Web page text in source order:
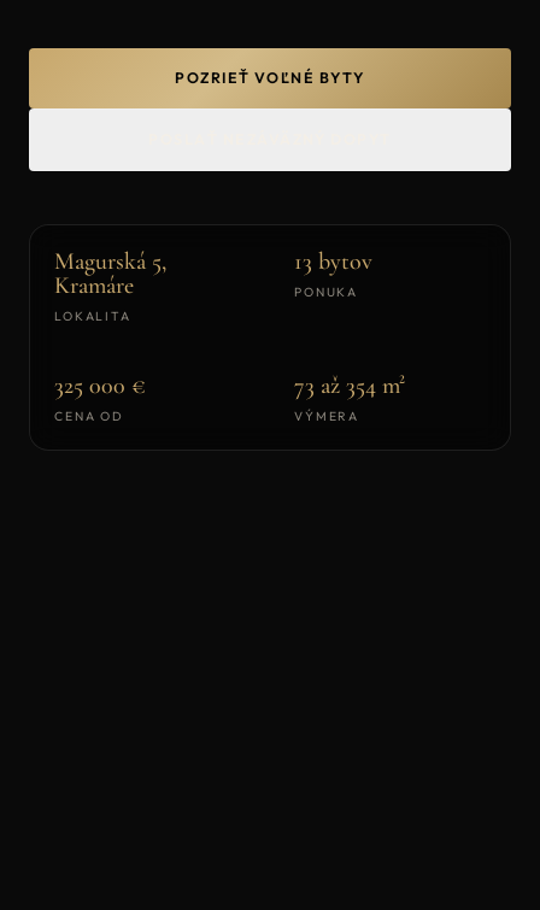
POZRIEŤ VOĽNÉ BYTY
Magurská 5,
Kramáre
LOKALITA
13 bytov
PONUKA
325 000 €
CENA OD
73 až 354 m²
VÝMERA